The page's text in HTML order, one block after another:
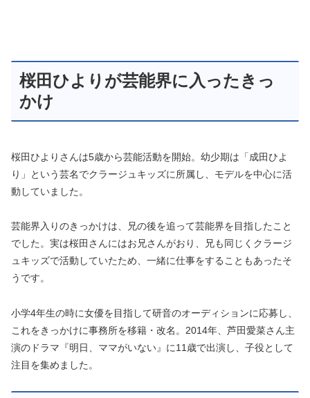
桜田ひよりが芸能界に入ったきっ
かけ
桜田ひよりさんは5歳から芸能活動を開始。幼少期は「成田ひよ
り」という芸名でクラージュキッズに所属し、モデルを中心に活
動していました。
芸能界入りのきっかけは、兄の後を追って芸能界を目指したこと
でした。実は桜田さんにはお兄さんがおり、兄も同じくクラージ
ュキッズで活動していたため、一緒に仕事をすることもあったそ
うです。
小学4年生の時に女優を目指して研音のオーディションに応募し、
これをきっかけに事務所を移籍・改名。2014年、芦田愛菜さん主
演のドラマ『明日、ママがいない』に11歳で出演し、子役として
注目を集めました。